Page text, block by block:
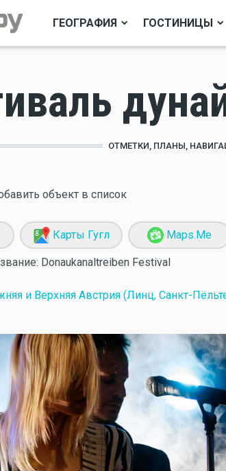
ГЕОГРАФИЯ ГОСТИНИЦЫ
ОТМЕТКИ, ПЛАНЫ,
объект в список
Карты Гугл Maps.Me
Donaukanaltreiben Festival
и Верхняя Австрия (Линц, Санкт-